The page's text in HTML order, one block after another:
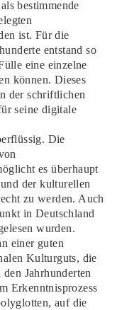
bestimmende
ist. Für die
entstand so
eine einzelne
können. Dieses
der schriftlichen
seine digitale
Die
es überhaupt
der kulturellen
zu werden. Auch
in Deutschland
wurden.
einer guten
Kulturguts, die
Jahrhunderten
Erkenntnisprozess
auf die